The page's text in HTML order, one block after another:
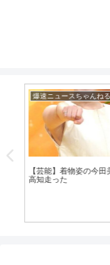
爆速ニュースちゃんねる
【芸能】着物姿の今田
高知走った